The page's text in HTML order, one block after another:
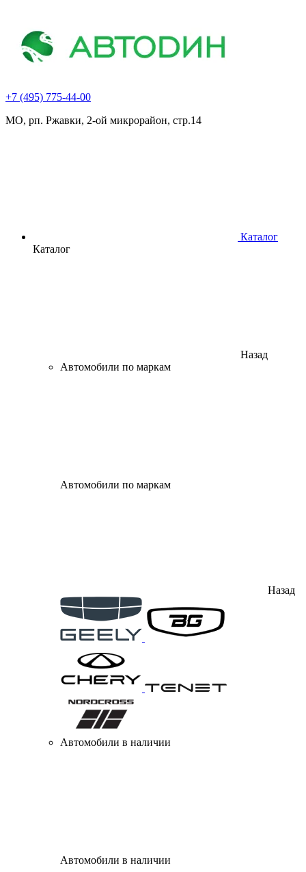
+7 (495) 775-44-00
МО, рп. Ржавки, 2-ой микрорайон, стр.14
Каталог
Каталог
Назад
Автомобили по маркам
Автомобили по маркам
Назад
Автомобили в наличии
Автомобили в наличии